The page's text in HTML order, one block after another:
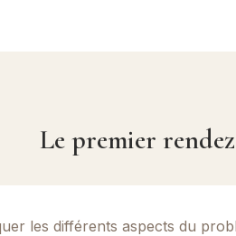
Le premier
les différents aspects du